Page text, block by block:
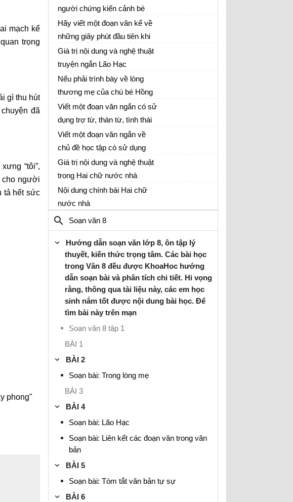
mạch kể
trọng
gì thu hút
đã
“tôi”,
cho người
tả hết sức
phong"
Tôi đi học, Lão Hạc, Chiếc lá
cuối cùng
người chứng kiến cảnh bé
Hồng gặp lại mẹ. Hãy kể lại
cuộc gặp đầy xúc động đó
Ngữ văn 8
Hãy viết một đoạn văn kể về
những giây phút đầu tiên khi
em gặp lại một người thân,
sau một thời gian xa cách
Kể lại giây phút gặp lại người thân lớp 8
Giá trị nội dung và nghệ thuật
truyện ngắn Lão Hạc
Nội dung và nghệ thuật truyện ngắn Lão Hạc
Nếu phải trình bày về lòng
thương mẹ của chú bé Hồng
ở văn bản Trong lòng mẹ, em
sẽ trình bày ý gì và sắp xếp
chúng ra sao?
Bài 2 trang 27 SGK Ngữ văn lớp 8 tập 1
Viết một đoạn văn ngắn có sử
dụng trợ từ, thán từ, tình thái
từ. Hãy chỉ rõ các từ đó và
nêu công dụng
Ngữ văn 8
Viết một đoạn văn ngắn về
chủ đề học tập có sử dụng
câu ghép
Ngữ văn 8
Giá trị nội dung và nghệ thuật
trong Hai chữ nước nhà
Nội dung chính bài Hai chữ
nước nhà
Soạn văn 8
Hướng dẫn soạn văn lớp 8, ôn tập lý
thuyết, kiến thức trọng tâm. Các bài học
trong Văn 8 đều được KhoaHoc hướng
dẫn soạn bài và phân tích chi tiết. Hi vọng
rằng, thông qua tài liệu này, các em học
sinh nắm tốt được nội dung bài học. Để
tìm bài này trên mạn
Soạn văn 8 tập 1
BÀI 1
BÀI 2
Soạn bài: Trong lòng mẹ
BÀI 3
BÀI 4
Soạn bài: Lão Hạc
Soạn bài: Liên kết các đoạn văn trong văn
bản
BÀI 5
Soạn bài: Tóm tắt văn bản tự sự
BÀI 6